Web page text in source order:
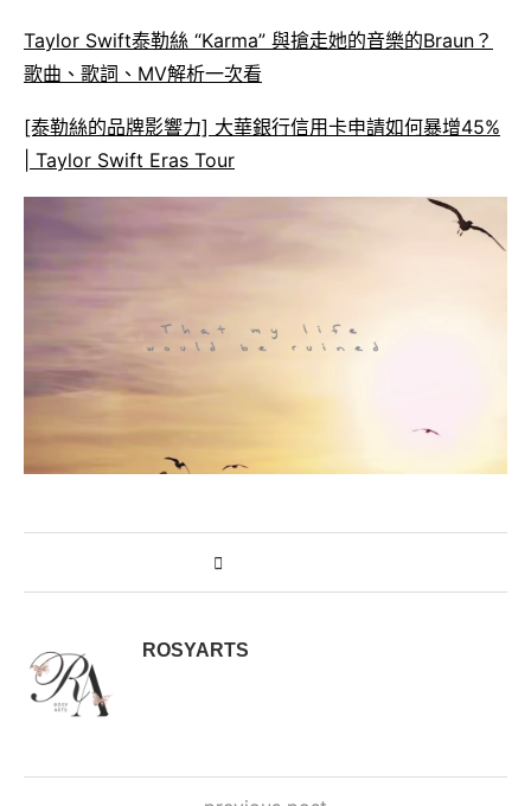
Taylor Swift泰勒絲 “Karma” 與搶走她的音樂的Braun？
歌曲、歌詞、MV解析一次看
[泰勒絲的品牌影響力] 大華銀行信用卡申請如何暴增45%
| Taylor Swift Eras Tour
ROSYARTS